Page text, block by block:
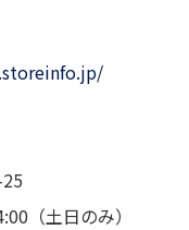
（土日のみ）